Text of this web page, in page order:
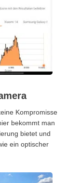
Kompromisse
bekommt man
bietet und
ein optischer